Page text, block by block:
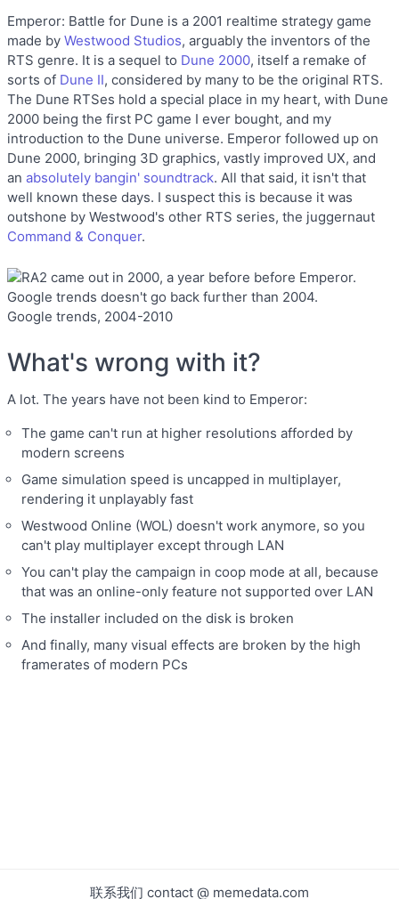
Emperor: Battle for Dune is a 2001 realtime strategy game
made by Westwood Studios, arguably the inventors of the
RTS genre. It is a sequel to Dune 2000, itself a remake of
sorts of Dune II, considered by many to be the original RTS.
The Dune RTSes hold a special place in my heart, with Dune
2000 being the first PC game I ever bought, and my
introduction to the Dune universe. Emperor followed up on
Dune 2000, bringing 3D graphics, vastly improved UX, and
an absolutely bangin' soundtrack. All that said, it isn't that
well known these days. I suspect this is because it was
outshone by Westwood's other RTS series, the juggernaut
Command & Conquer.
Google trends, 2004-2010
What's wrong with it?
A lot. The years have not been kind to Emperor:
The game can't run at higher resolutions afforded by
modern screens
Game simulation speed is uncapped in multiplayer,
rendering it unplayably fast
Westwood Online (WOL) doesn't work anymore, so you
can't play multiplayer except through LAN
You can't play the campaign in coop mode at all, because
that was an online-only feature not supported over LAN
The installer included on the disk is broken
And finally, many visual effects are broken by the high
framerates of modern PCs
联系我们 contact @ memedata.com